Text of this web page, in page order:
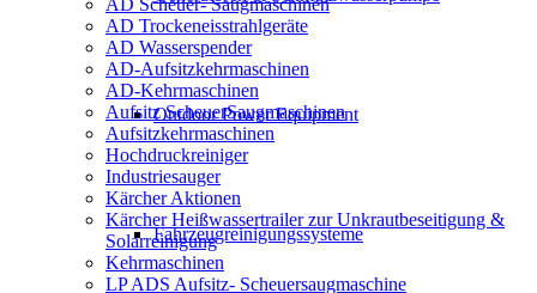
Outdoor Power Equipment
Fahrzeugreinigungssysteme
AD Scheuer- Saugmaschinen
AD Trockeneisstrahlgeräte
AD Wasserspender
AD-Aufsitzkehrmaschinen
AD-Kehrmaschinen
Aufsitz ScheuerSaugmaschinen
Aufsitzkehrmaschinen
Hochdruckreiniger
Industriesauger
Kärcher Aktionen
Kärcher Heißwassertrailer zur Unkrautbeseitigung &
Solarreinigung
Kehrmaschinen
LP ADS Aufsitz- Scheuersaugmaschine